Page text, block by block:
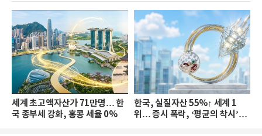
세계 초고액자산가 71만명… 한
국 종부세 강화, 홍콩 세율 0%
한국, 실질자산 55%↑ 세계 1
위… 증시 폭락, ‘평균의 착시’와